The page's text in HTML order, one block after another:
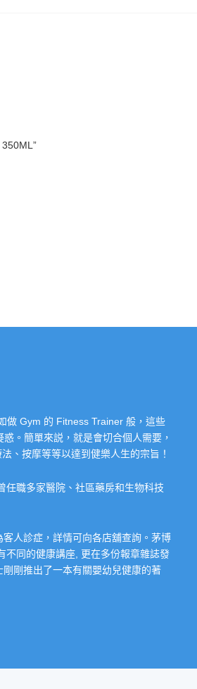
做 Gym 的 Fitness Trainer 般，這些
。簡單來説，就是會切合個人需要，
、按摩等等以達到健樂人生的宗旨！
任職多家醫院、社區藥房和生物科技
人診症，詳情可向各店舖查詢。茅博
不同的健康講座, 更在多份報章雜誌發
剛推出了一本有關嬰幼兒健康的著